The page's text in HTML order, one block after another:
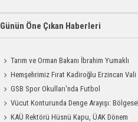
Günün Öne Çıkan Haberleri
Tarım ve Orman Bakanı İbrahim Yumaklı
Kars'a Geliyor
Hemşehrimiz Fırat Kadiroğlu Erzincan Vali
Yardımcılığına Atandı
GSB Spor Okulları'nda Futbol
Antrenmanları Sürüyor
Vücut Konturunda Denge Arayışı: Bölgesel
Yağ Alma Sürecinin Tüm Aşamaları
KAÜ Rektörü Hüsnü Kapu, ÜAK Dönem